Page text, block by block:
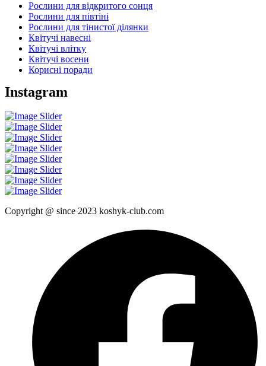
Рослини для відкритого сонця
Рослини для півтіні
Рослини для тінистої ділянки
Квітучі навесні
Квітучі влітку
Квітучі восени
Корисні поради
Instagram
Copyright @ since 2023 koshyk-club.com